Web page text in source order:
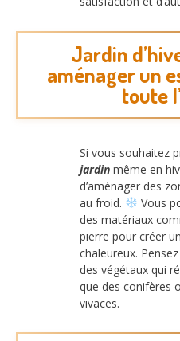
Jardin
aménager un
toute
Si vous souhaitez
jardin même en
d’aménager des
au froid.
Vous
des matériaux
pierre pour créer
chaleureux.
des végétaux qui
que des conifères
vivaces.